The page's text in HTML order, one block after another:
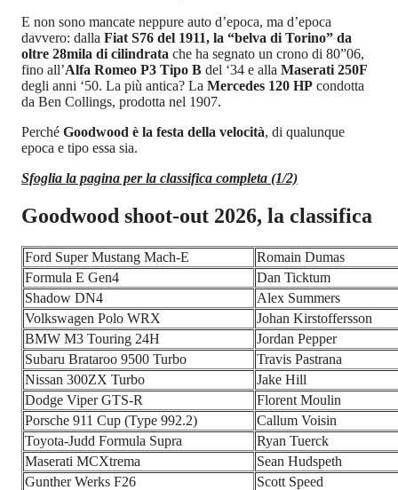
E non sono mancate neppure auto d’epoca, ma d’epoca
davvero: dalla Fiat S76 del 1911, la “belva di Torino” da
oltre 28mila di cilindrata che ha segnato un crono di 80”06,
fino all’Alfa Romeo P3 Tipo B del ‘34 e alla Maserati 250F
degli anni ‘50. La più antica? La Mercedes 120 HP condotta
da Ben Collings, prodotta nel 1907.
Perché Goodwood è la festa della velocità, di qualunque
epoca e tipo essa sia.
Sfoglia la pagina per la classifica completa (1/2)
Goodwood shoot-out 2026, la classifica
Ford Super Mustang Mach-E
Romain Dumas
Formula E Gen4
Dan Ticktum
Shadow DN4
Alex Summers
Volkswagen Polo WRX
Johan Kirstoffersson
BMW M3 Touring 24H
Jordan Pepper
Subaru Brataroo 9500 Turbo
Travis Pastrana
Nissan 300ZX Turbo
Jake Hill
Dodge Viper GTS-R
Florent Moulin
Porsche 911 Cup (Type 992.2)
Callum Voisin
Toyota-Judd Formula Supra
Ryan Tuerck
Maserati MCXtrema
Sean Hudspeth
Gunther Werks F26
Scott Speed